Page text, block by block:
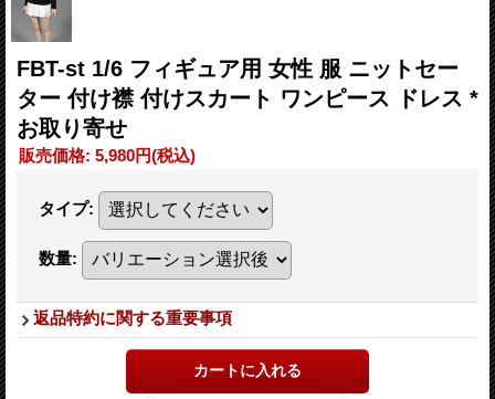
FBT-st 1/6 フィギュア用 女性 服 ニットセー
ター 付け襟 付けスカート ワンピース ドレス *
お取り寄せ
販売価格: 5,980円(税込)
タイプ:
数量:
返品特約に関する重要事項